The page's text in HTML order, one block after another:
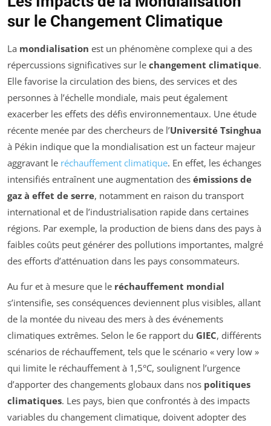
sur le Changement Climatique
La mondialisation est un phénomène complexe qui a des
répercussions significatives sur le changement climatique.
Elle favorise la circulation des biens, des services et des
personnes à l’échelle mondiale, mais peut également
exacerber les effets des défis environnementaux. Une étude
récente menée par des chercheurs de l’Université Tsinghua
à Pékin indique que la mondialisation est un facteur majeur
aggravant le réchauffement climatique. En effet, les échanges
intensifiés entraînent une augmentation des émissions de
gaz à effet de serre, notamment en raison du transport
international et de l’industrialisation rapide dans certaines
régions. Par exemple, la production de biens dans des pays à
faibles coûts peut générer des pollutions importantes, malgré
des efforts d’atténuation dans les pays consommateurs.
Au fur et à mesure que le réchauffement mondial
s’intensifie, ses conséquences deviennent plus visibles, allant
de la montée du niveau des mers à des événements
climatiques extrêmes. Selon le 6e rapport du GIEC, différents
scénarios de réchauffement, tels que le scénario « very low »
qui limite le réchauffement à 1,5°C, soulignent l’urgence
d’apporter des changements globaux dans nos politiques
climatiques. Les pays, bien que confrontés à des impacts
variables du changement climatique, doivent adopter des